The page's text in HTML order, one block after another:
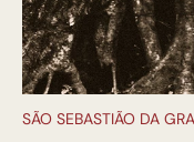
SÃO SEBASTIÃO DA